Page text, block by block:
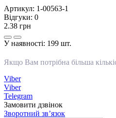
Артикул: 1-00563-1
Відгуки: 0
2.38 грн
У наявності: 199 шт.
Якщо Вам потрібна більша
Viber
Viber
Telegram
Замовити дзвінок
Зворотний зв’язок